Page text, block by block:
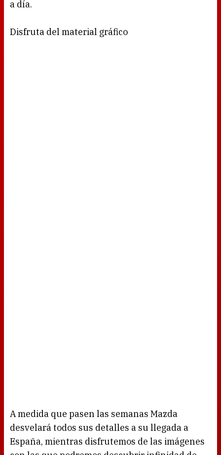
a día.
Disfruta del material gráfico
A medida que pasen las semanas Mazda
desvelará todos sus detalles a su llegada a
España, mientras disfrutemos de las imágenes